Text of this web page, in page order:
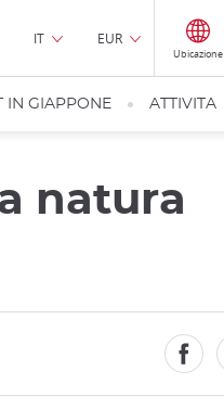
IT EUR
Ubicazione
IN GIAPPONE ATTIVITA
natura